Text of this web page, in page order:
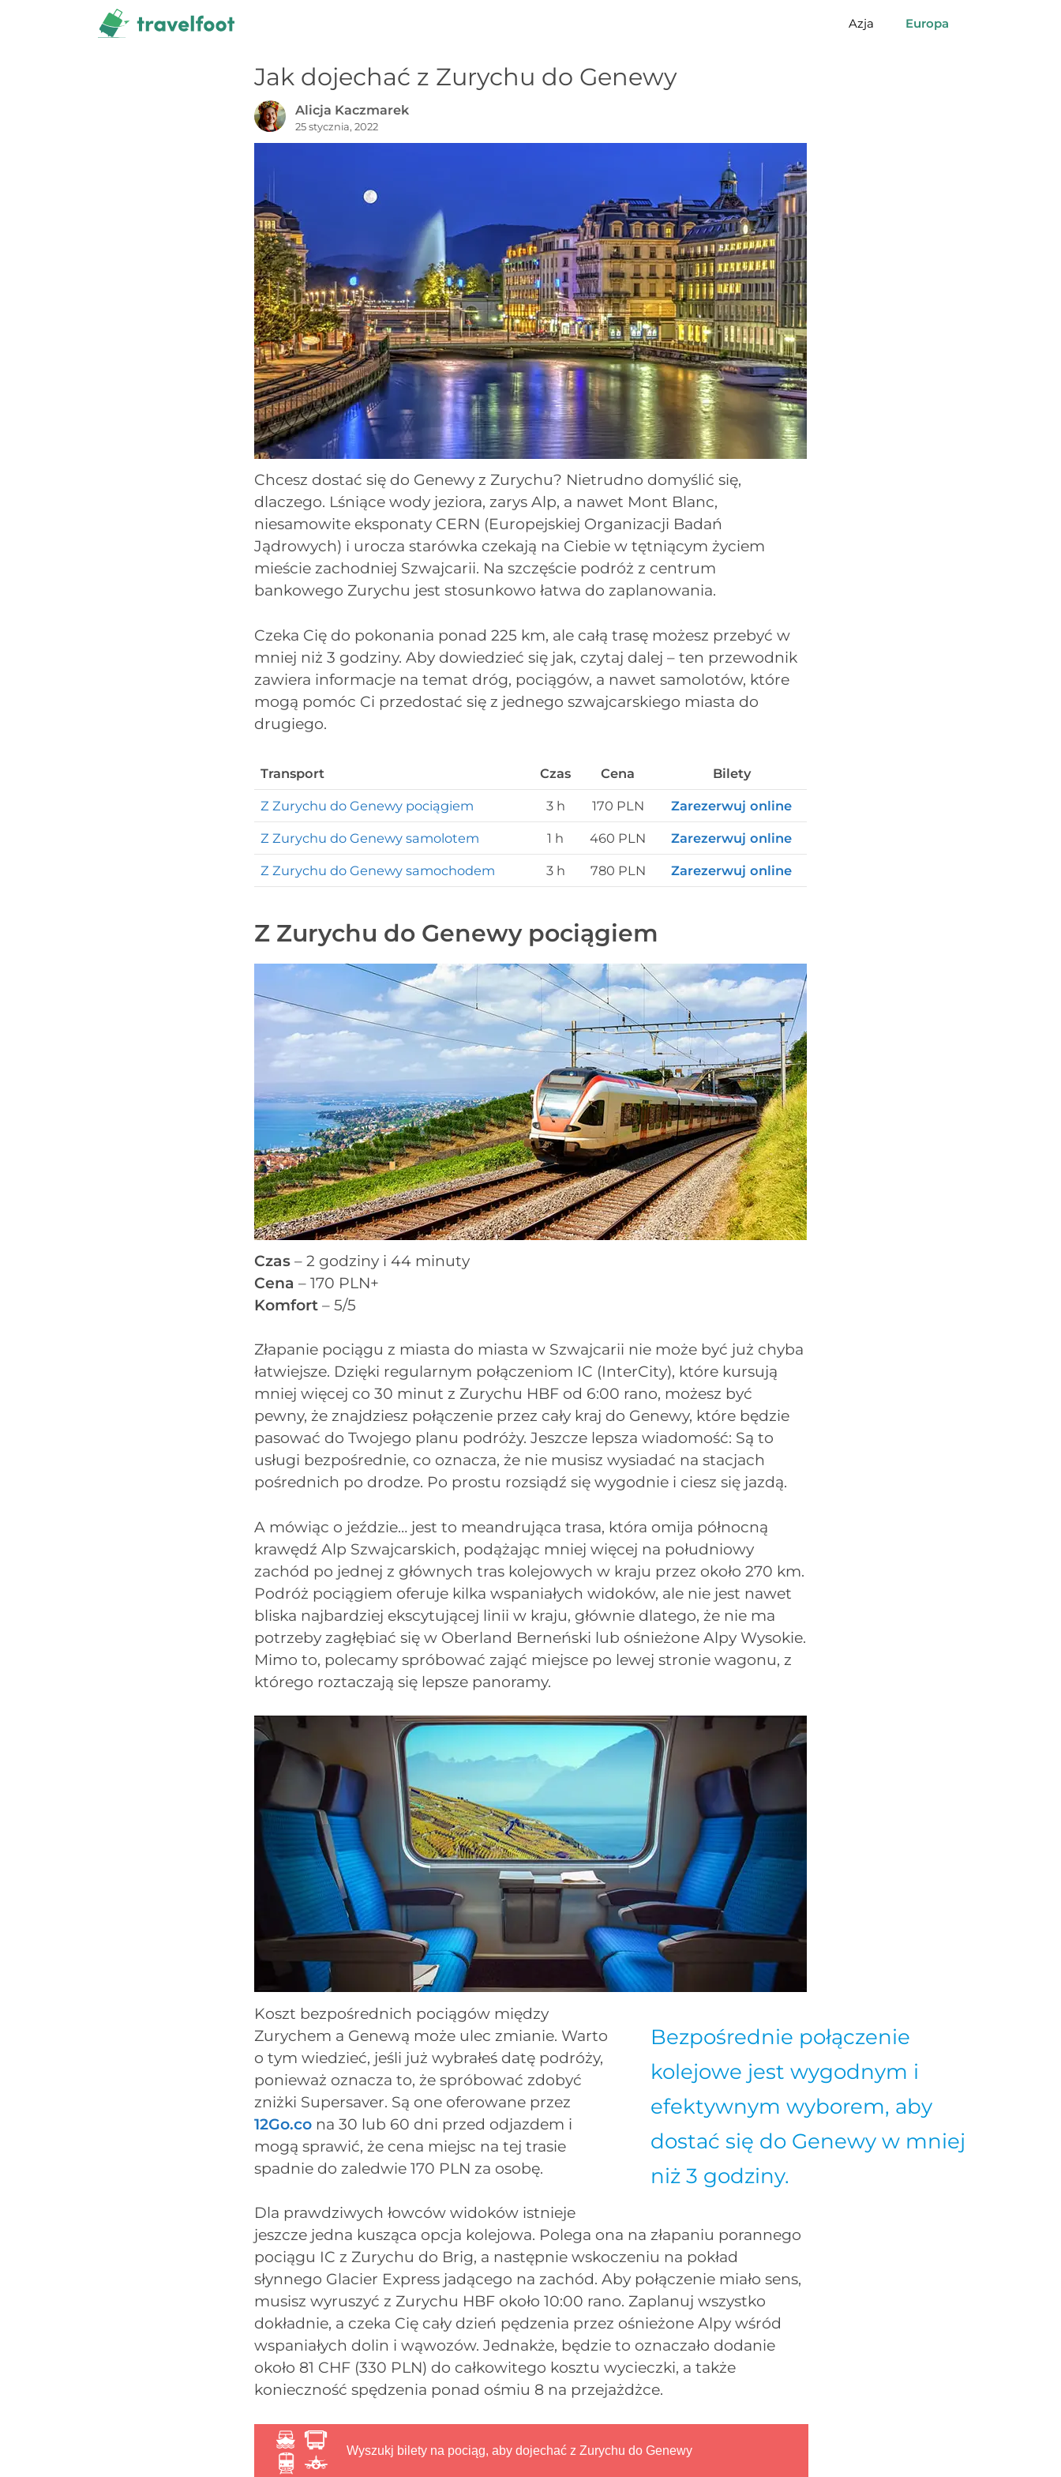
Azja Europa
Jak dojechać z Zurychu do Genewy
Alicja Kaczmarek
25 stycznia, 2022
Chcesz dostać się do Genewy z Zurychu? Nietrudno domyślić się,
dlaczego. Lśniące wody jeziora, zarys Alp, a nawet Mont Blanc,
niesamowite eksponaty CERN (Europejskiej Organizacji Badań
Jądrowych) i urocza starówka czekają na Ciebie w tętniącym życiem
mieście zachodniej Szwajcarii. Na szczęście podróż z centrum
bankowego Zurychu jest stosunkowo łatwa do zaplanowania.
Czeka Cię do pokonania ponad 225 km, ale całą trasę możesz przebyć w
mniej niż 3 godziny. Aby dowiedzieć się jak, czytaj dalej – ten przewodnik
zawiera informacje na temat dróg, pociągów, a nawet samolotów, które
mogą pomóc Ci przedostać się z jednego szwajcarskiego miasta do
drugiego.
Transport Czas Cena Bilety
Z Zurychu do Genewy pociągiem 3 h 170 PLN Zarezerwuj online
Z Zurychu do Genewy samolotem 1 h 460 PLN Zarezerwuj online
Z Zurychu do Genewy samochodem 3 h 780 PLN Zarezerwuj online
Z Zurychu do Genewy pociągiem
Czas – 2 godziny i 44 minuty
Cena – 170 PLN+
Komfort – 5/5
Złapanie pociągu z miasta do miasta w Szwajcarii nie może być już chyba
łatwiejsze. Dzięki regularnym połączeniom IC (InterCity), które kursują
mniej więcej co 30 minut z Zurychu HBF od 6:00 rano, możesz być
pewny, że znajdziesz połączenie przez cały kraj do Genewy, które będzie
pasować do Twojego planu podróży. Jeszcze lepsza wiadomość: Są to
usługi bezpośrednie, co oznacza, że nie musisz wysiadać na stacjach
pośrednich po drodze. Po prostu rozsiądź się wygodnie i ciesz się jazdą.
A mówiąc o jeździe… jest to meandrująca trasa, która omija północną
krawędź Alp Szwajcarskich, podążając mniej więcej na południowy
zachód po jednej z głównych tras kolejowych w kraju przez około 270 km.
Podróż pociągiem oferuje kilka wspaniałych widoków, ale nie jest nawet
bliska najbardziej ekscytującej linii w kraju, głównie dlatego, że nie ma
potrzeby zagłębiać się w Oberland Berneński lub ośnieżone Alpy Wysokie.
Mimo to, polecamy spróbować zająć miejsce po lewej stronie wagonu, z
którego roztaczają się lepsze panoramy.
Bezpośrednie połączenie
kolejowe jest wygodnym i
efektywnym wyborem, aby
dostać się do Genewy w mniej
niż 3 godziny.
Koszt bezpośrednich pociągów między
Zurychem a Genewą może ulec zmianie. Warto
o tym wiedzieć, jeśli już wybrałeś datę podróży,
ponieważ oznacza to, że spróbować zdobyć
zniżki Supersaver. Są one oferowane przez
12Go.co na 30 lub 60 dni przed odjazdem i
mogą sprawić, że cena miejsc na tej trasie
spadnie do zaledwie 170 PLN za osobę.
Dla prawdziwych łowców widoków istnieje
jeszcze jedna kusząca opcja kolejowa. Polega ona na złapaniu porannego
pociągu IC z Zurychu do Brig, a następnie wskoczeniu na pokład
słynnego Glacier Express jadącego na zachód. Aby połączenie miało sens,
musisz wyruszyć z Zurychu HBF około 10:00 rano. Zaplanuj wszystko
dokładnie, a czeka Cię cały dzień pędzenia przez ośnieżone Alpy wśród
wspaniałych dolin i wąwozów. Jednakże, będzie to oznaczało dodanie
około 81 CHF (330 PLN) do całkowitego kosztu wycieczki, a także
konieczność spędzenia ponad ośmiu 8 na przejażdżce.
Wyszukj bilety na pociąg, aby dojechać z Zurychu do Genewy